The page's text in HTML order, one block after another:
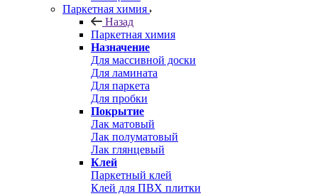
Паркетная химия
Назад
Паркетная химия
Назначение
Для массивной доски
Для ламината
Для паркета
Для пробки
Покрытие
Лак матовый
Лак полуматовый
Лак глянцевый
Клей
Паркетный клей
Клей для ПВХ плитки